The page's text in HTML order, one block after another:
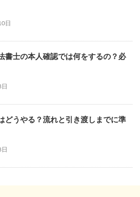
日
書士の本人確認では何をするの？必
どうやる？流れと引き渡しまでに準